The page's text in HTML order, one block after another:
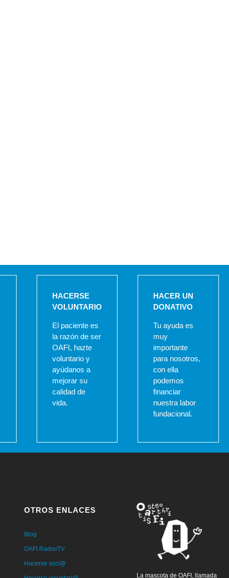
HACERSE
VOLUNTARIO
El paciente es
la razón de ser
OAFI, hazte
voluntario y
ayúdanos a
mejorar su
calidad de
vida.
HACER UN
DONATIVO
Tu ayuda es
muy
importante
para nosotros,
con ella
podemos
financiar
nuestra labor
fundacional.
OTROS ENLACES
Blog
OAFI Radio/TV
Hacerse soci@
La mascota de OAFI, llamada